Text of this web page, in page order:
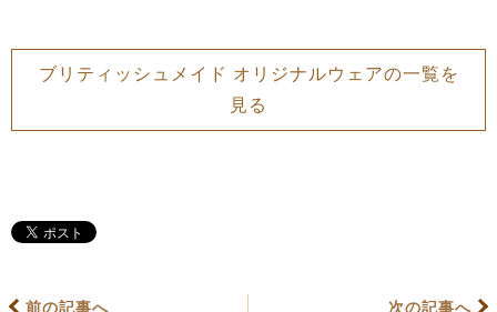
ブリティッシュメイド オリジナルウェアの一覧を
見る
前の記事へ 次の記事へ